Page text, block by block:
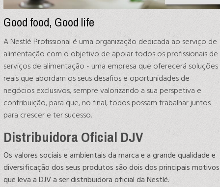
Good food, Good life
A Nestlé Profissional é uma organização dedicada ao serviço de
alimentação com o objetivo de apoiar todos os profissionais de
serviços de alimentação - uma empresa que oferecerá soluções
reais que abordam os seus desafios e oportunidades de
negócios exclusivos, sempre valorizando a sua perspetiva e
contribuição, para que, no final, todos possam trabalhar juntos
para crescer e ter sucesso.
Distribuidora Oficial DJV
Os valores sociais e ambientais da marca e a grande qualidade e
diversificação dos seus produtos são dois dos principais motivos
que leva a DJV a ser distribuidora oficial da Nestlé.